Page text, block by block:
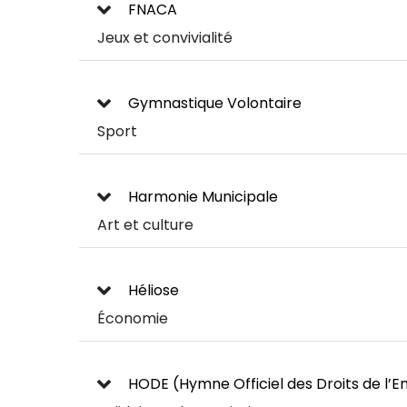
FNACA
Jeux et convivialité
Gymnastique Volontaire
Sport
Harmonie Municipale
Art et culture
Héliose
Économie
HODE (Hymne Officiel des Droits de